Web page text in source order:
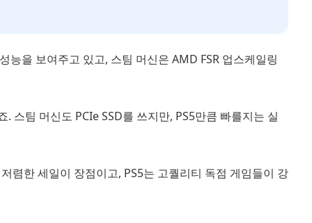
을 보여주고 있고, 스팀 머신은 AMD FSR 업스케일링
스팀 머신도 PCIe SSD를 쓰지만, PS5만큼 빠를지는 실
렴한 세일이 장점이고, PS5는 고퀄리티 독점 게임들이 강